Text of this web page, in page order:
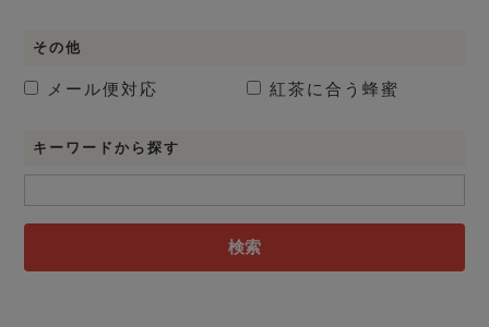
その他
メール便対応 紅茶に合う蜂蜜
キーワードから探す
検索